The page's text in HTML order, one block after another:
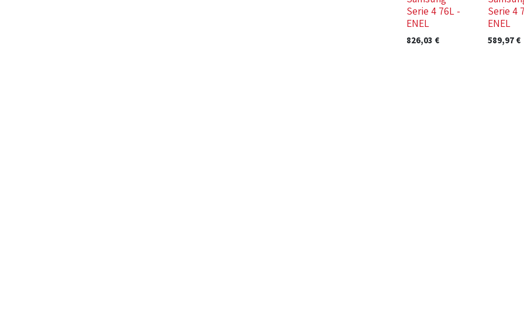
Serie 4 76L -
ENEL
826,03 €
Serie 4
ENEL
589,97€